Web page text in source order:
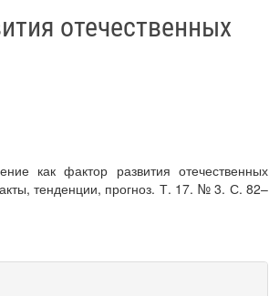
отечественных
как фактор развития отечественных
тенденции, прогноз. Т. 17. № 3. С. 82–